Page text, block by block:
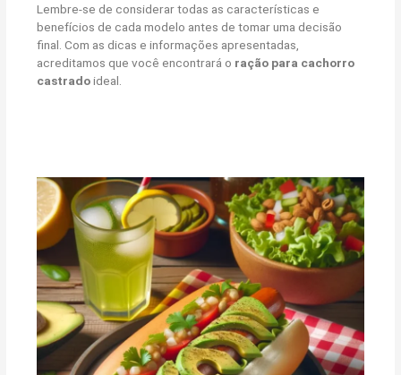
Lembre-se de considerar todas as características e
benefícios de cada modelo antes de tomar uma decisão
final. Com as dicas e informações apresentadas,
acreditamos que você encontrará o ração para cachorro
castradoideal.